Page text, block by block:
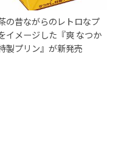
の昔ながらのレトロなプ
イメージした『爽 なつか
製プリン』が新発売